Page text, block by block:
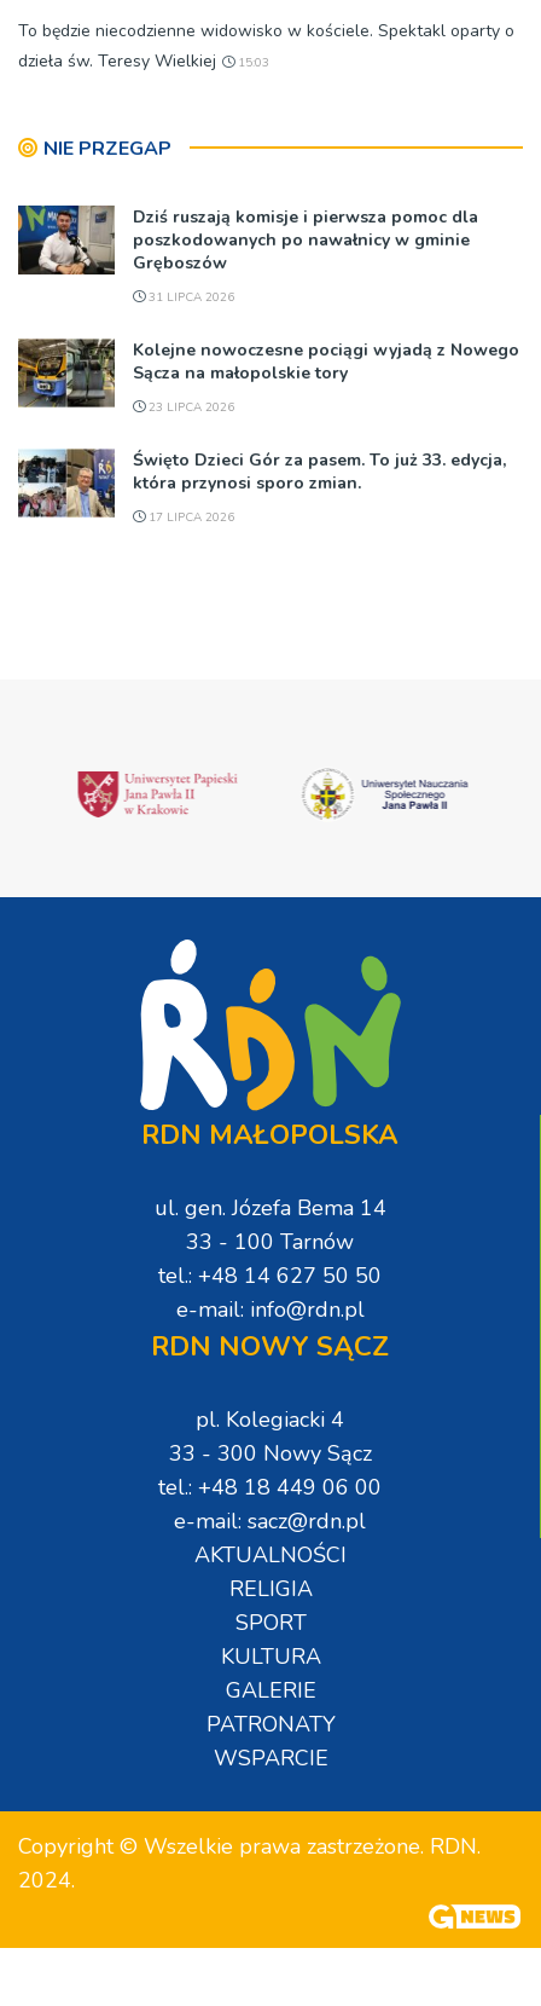
To będzie niecodzienne widowisko w kościele. Spektakl oparty o
dzieła św. Teresy Wielkiej
15:03
NIE PRZEGAP
Dziś ruszają komisje i pierwsza pomoc dla
poszkodowanych po nawałnicy w gminie
Gręboszów
31 LIPCA 2026
Kolejne nowoczesne pociągi wyjadą z Nowego
Sącza na małopolskie tory
23 LIPCA 2026
Święto Dzieci Gór za pasem. To już 33. edycja,
która przynosi sporo zmian.
17 LIPCA 2026
RDN MAŁOPOLSKA
ul. gen. Józefa Bema 14
33 - 100 Tarnów
tel.: +48 14 627 50 50
e-mail: info@rdn.pl
RDN NOWY SĄCZ
pl. Kolegiacki 4
33 - 300 Nowy Sącz
tel.: +48 18 449 06 00
e-mail: sacz@rdn.pl
AKTUALNOŚCI
RELIGIA
SPORT
KULTURA
GALERIE
PATRONATY
WSPARCIE
Copyright © Wszelkie prawa zastrzeżone. RDN.
2024.